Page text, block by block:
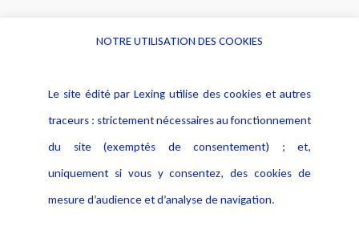
Alerte professionnelle
Déclaration d'accessibilité
Notice Légale
Politique de protection des
données
Publications
NOTRE UTILISATION DES COOKIES
Le site édité par Lexing utilise des cookies et autres
traceurs : strictement nécessaires au fonctionnement
du site (exemptés de consentement) ; et,
uniquement si vous y consentez, des cookies de
mesure d’audience et d’analyse de navigation.